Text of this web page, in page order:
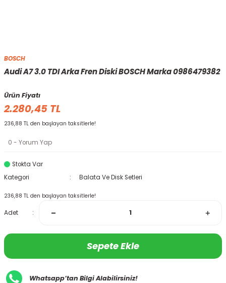
BOSCH
Audi A7 3.0 TDI Arka Fren Diski BOSCH Marka 0986479382
Ürün Fiyatı
2.280,45 TL
236,88 TL den başlayan taksitlerle!
0 - Yorum Yap
Stokta Var
Kategori
Balata Ve Disk Setleri
236,88 TL den başlayan taksitlerle!
Adet
Sepete Ekle
Whatsapp’tan Bilgi Alabilirsiniz!